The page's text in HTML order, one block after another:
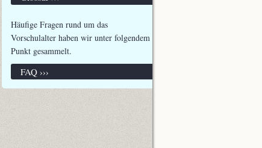
Häufige Fragen rund um das
Vorschulalter haben wir unter folgendem
Punkt gesammelt.
FAQ ›››